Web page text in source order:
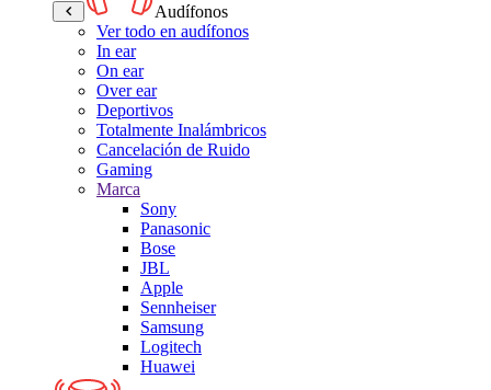
Audífonos
Ver todo en audífonos
In ear
On ear
Over ear
Deportivos
Totalmente Inalámbricos
Cancelación de Ruido
Gaming
Marca
Sony
Panasonic
Bose
JBL
Apple
Sennheiser
Samsung
Logitech
Huawei